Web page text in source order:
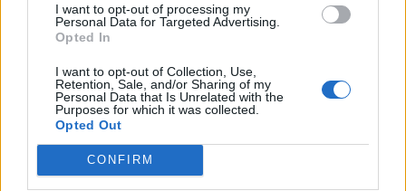
I want to opt-out of processing my
Personal Data for Targeted Advertising.
Opted In
I want to opt-out of Collection, Use,
Retention, Sale, and/or Sharing of my
Personal Data that Is Unrelated with the
Purposes for which it was collected.
Opted Out
CONFIRM
Anno di Fondazione:1905
Città: Londra
Presidente:Steve Parish
Manager:Oliver Glasner